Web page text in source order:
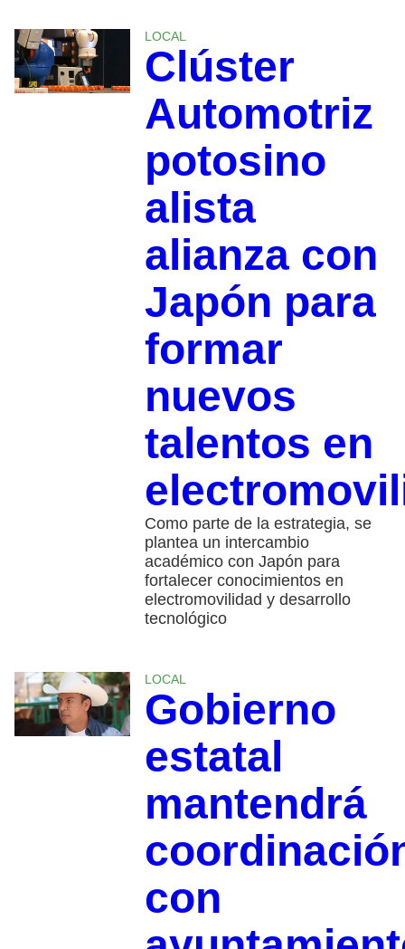
LOCAL
​Clúster
Automotriz
potosino
alista
alianza con
Japón para
formar
nuevos
talentos en
Como parte de la estrategia, se
plantea un intercambio
académico con Japón para
fortalecer conocimientos en
electromovilidad y desarrollo
tecnológico
LOCAL
Gobierno
estatal
mantendrá
con